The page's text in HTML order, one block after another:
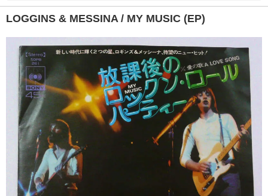
LOGGINS & MESSINA / MY MUSIC (EP)